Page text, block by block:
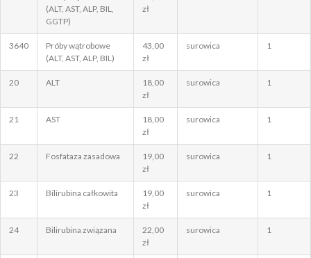
(ALT, AST, ALP, BIL,
GGTP)
zł
3640
Próby wątrobowe
(ALT, AST, ALP, BIL)
43,00
zł
surowica 1
20 ALT
18,00
zł
surowica 1
21 AST
18,00
zł
surowica 1
22 Fosfataza zasadowa
19,00
zł
surowica 1
23 Bilirubina całkowita
19,00
zł
surowica 1
24 Bilirubina związana
22,00
zł
surowica 1